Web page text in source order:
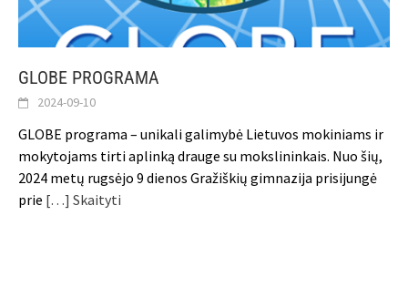
GLOBE PROGRAMA
2024-09-10
GLOBE programa – unikali galimybė Lietuvos mokiniams ir
mokytojams tirti aplinką drauge su mokslininkais. Nuo šių,
2024 metų rugsėjo 9 dienos Gražiškių gimnazija prisijungė
prie […] Skaityti